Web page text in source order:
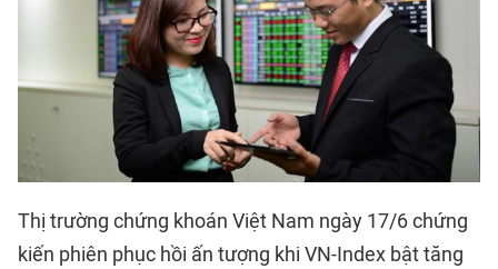
Thị trường chứng khoán Việt Nam ngày 17/6 chứng
kiến phiên phục hồi ấn tượng khi VN-Index bật tăng